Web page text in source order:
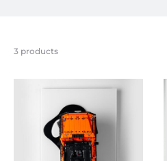
3 productsAlle
werden
angezeigt
Nach
Beliebtheit
sortiert